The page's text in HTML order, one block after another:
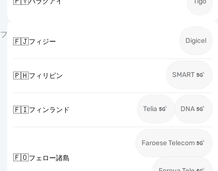
フ
🇫🇯フィジー Digicel
🇵🇭フィリピン SMART
🇫🇮フィンランド Telia DNA
🇫🇴フェロー諸島
Faroese Telecom